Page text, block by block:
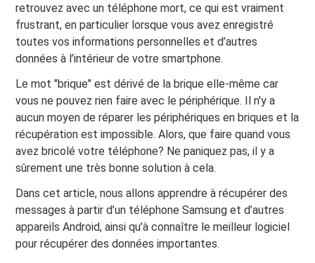
retrouvez avec un téléphone mort, ce qui est vraiment
frustrant, en particulier lorsque vous avez enregistré
toutes vos informations personnelles et d’autres
données à l’intérieur de votre smartphone.
Le mot "brique" est dérivé de la brique elle-même car
vous ne pouvez rien faire avec le périphérique. Il n'y a
aucun moyen de réparer les périphériques en briques et la
récupération est impossible. Alors, que faire quand vous
avez bricolé votre téléphone? Ne paniquez pas, il y a
sûrement une très bonne solution à cela.
Dans cet article, nous allons apprendre à récupérer des
messages à partir d’un téléphone Samsung et d’autres
appareils Android, ainsi qu’à connaître le meilleur logiciel
pour récupérer des données importantes.